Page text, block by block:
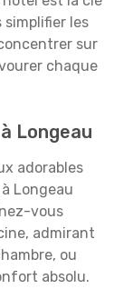
simplifier les
sur
chaque
Longeau
adorables
Longeau
vous
admirant
ou
absolu.